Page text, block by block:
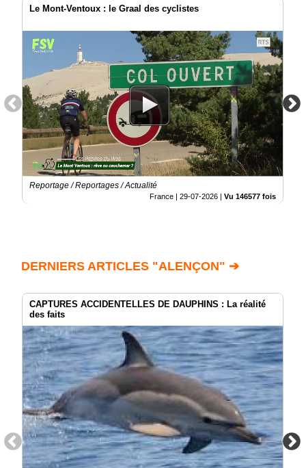
Le Mont-Ventoux : le Graal des cyclistes
Reportage / Reportages / Actualité
France | 29-07-2026 | Vu 146577 fois
DERNIERS ARTICLES "ALENÇON" ➔
CAPTURES ACCIDENTELLES DE DAUPHINS : La réalité
des faits